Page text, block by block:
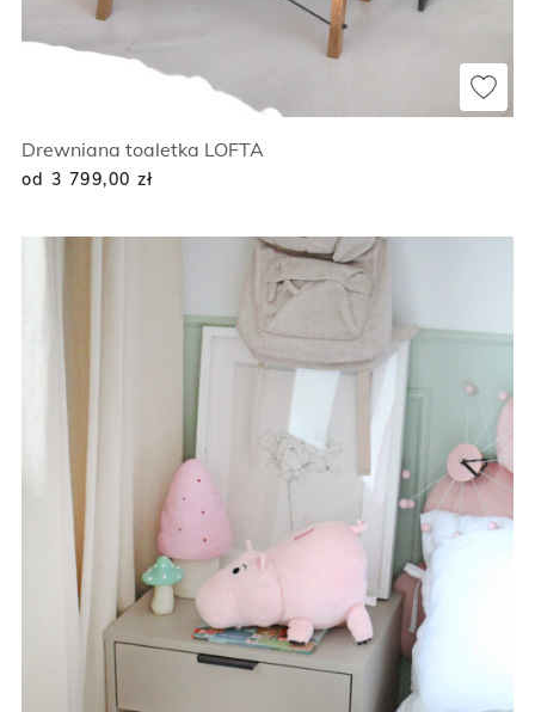
Drewniana toaletka LOFTA
od 3 799,00 zł